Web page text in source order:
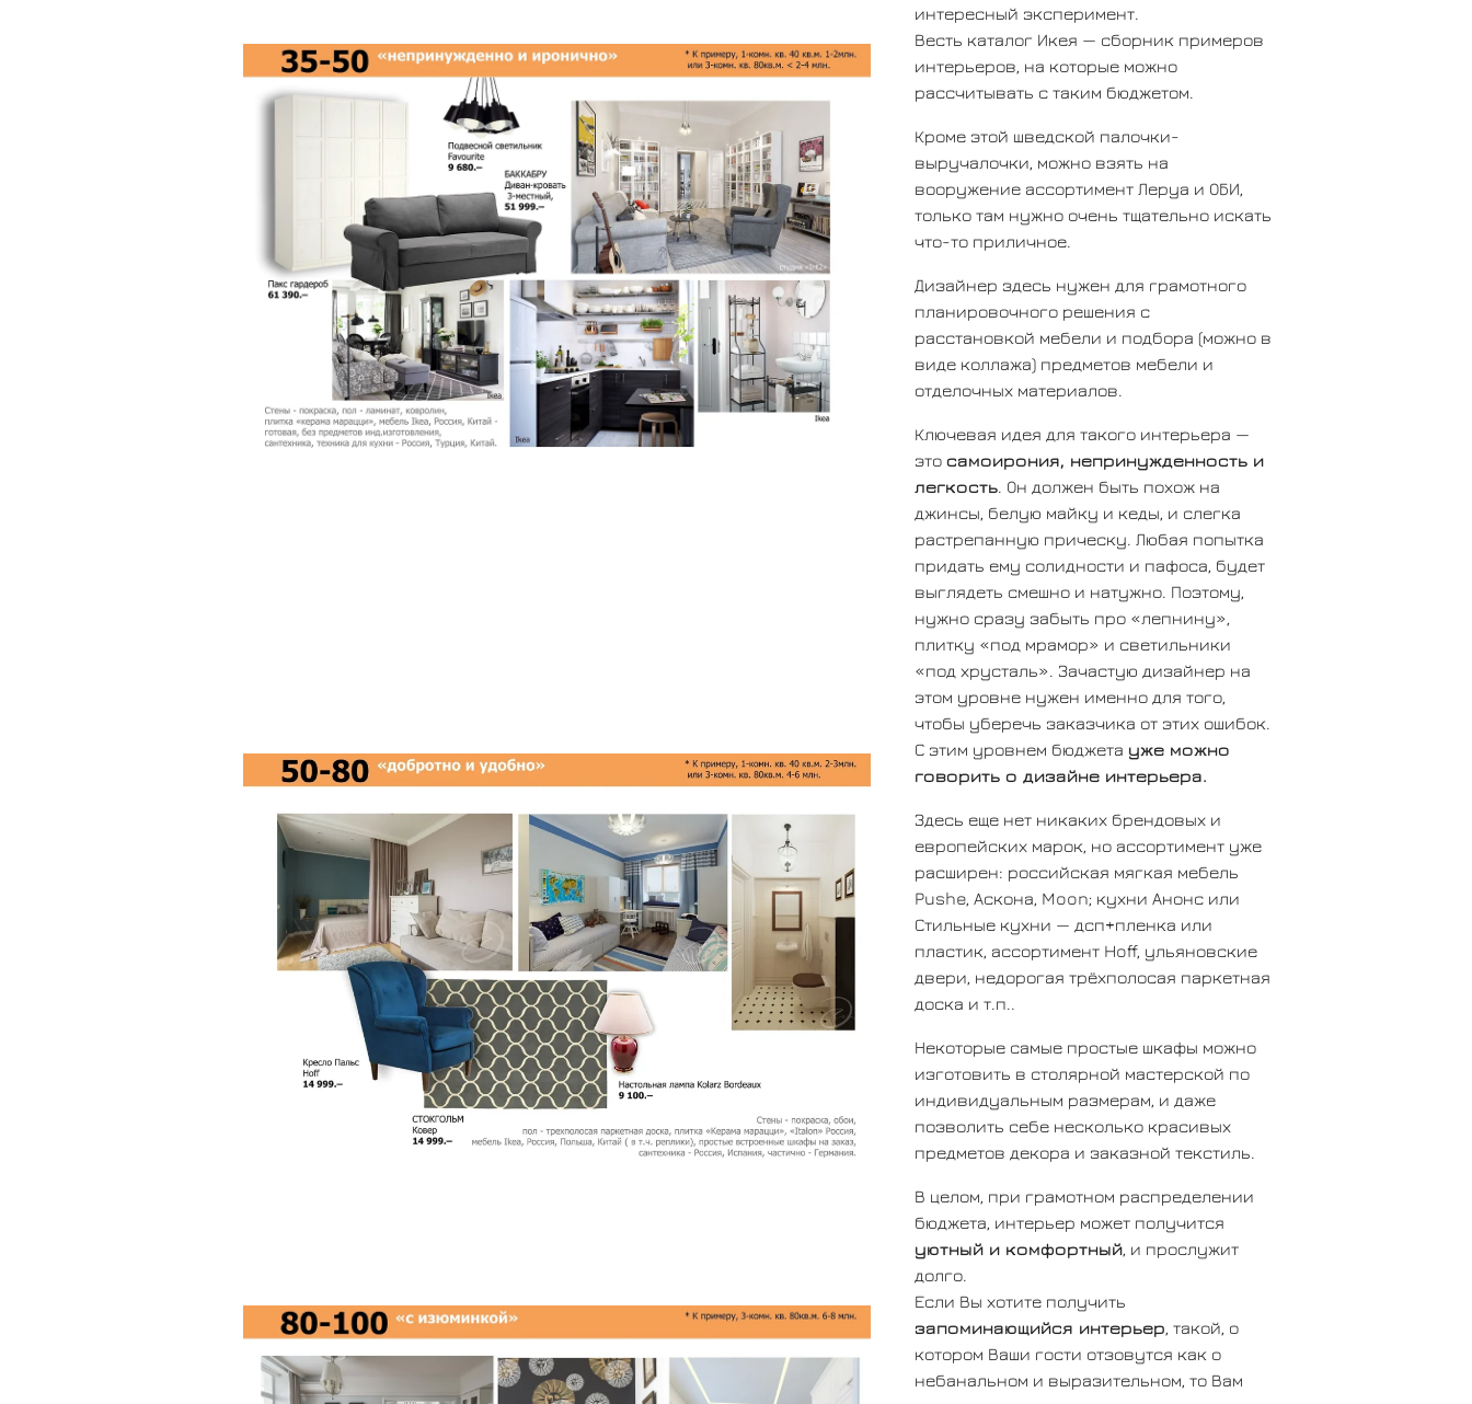
интересный эксперимент.
Весть каталог Икея — сборник примеров
интерьеров, на которые можно
рассчитывать с таким бюджетом.
Кроме этой шведской палочки-
выручалочки, можно взять на
вооружение ассортимент Леруа и ОБИ,
только там нужно очень тщательно искать
что-то приличное.
Дизайнер здесь нужен для грамотного
планировочного решения с
расстановкой мебели и подбора (можно в
виде коллажа) предметов мебели и
отделочных материалов.
Ключевая идея для такого интерьера —
этосамоирония, непринужденность и
легкость. Он должен быть похож на
джинсы, белую майку и кеды, и слегка
растрепанную прическу. Любая попытка
придать ему солидности и пафоса, будет
выглядеть смешно и натужно. Поэтому,
нужно сразу забыть про «лепнину»,
плитку «под мрамор» и светильники
«под хрусталь». Зачастую дизайнер на
этом уровне нужен именно для того,
чтобы уберечь заказчика от этих ошибок.
С этим уровнем бюджета уже можно
говорить о дизайне интерьера.
Здесь еще нет никаких брендовых и
европейских марок, но ассортимент уже
расширен: российская мягкая мебель
Pushe, Аскона, Moon; кухни Анонс или
Стильные кухни — дсп+пленка или
пластик, ассортимент Hoff, ульяновские
двери, недорогая трёхполосая паркетная
доска и т.п..
Некоторые самые простые шкафы можно
изготовить в столярной мастерской по
индивидуальным размерам, и даже
позволить себе несколько красивых
предметов декора и заказной текстиль.
В целом, при грамотном распределении
бюджета, интерьер может получится
уютный и комфортный, и прослужит
долго.
Если Вы хотите получить
запоминающийся интерьер, такой, о
котором Ваши гости отзовутся как о
небанальном и выразительном, то Вам